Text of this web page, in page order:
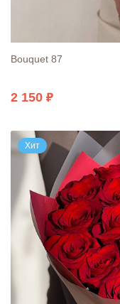
Bouquet 87
2 150
Хит